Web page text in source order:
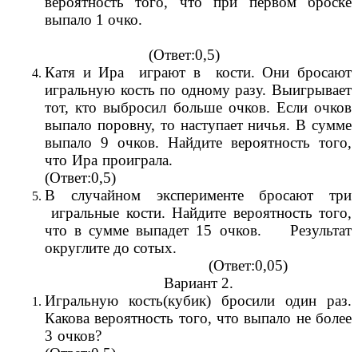
выпало 1 очко.
(Ответ:0,5)
Катя и Ира играют в кости. Они бросают
игральную кость по одному разу. Выигрывает
тот, кто выбросил больше очков. Если очков
выпало поровну, то наступает ничья. В сумме
выпало 9 очков. Найдите вероятность того,
что Ира проиграла.
(Ответ:0,5)
В случайном эксперименте бросают три
игральные кости. Найдите вероятность того,
что в сумме выпадет 15 очков. Результат
округлите до сотых.
(Ответ:0,05)
Вариант 2.
Игральную кость(кубик) бросили один раз.
Какова вероятность того, что выпало не более
3 очков?